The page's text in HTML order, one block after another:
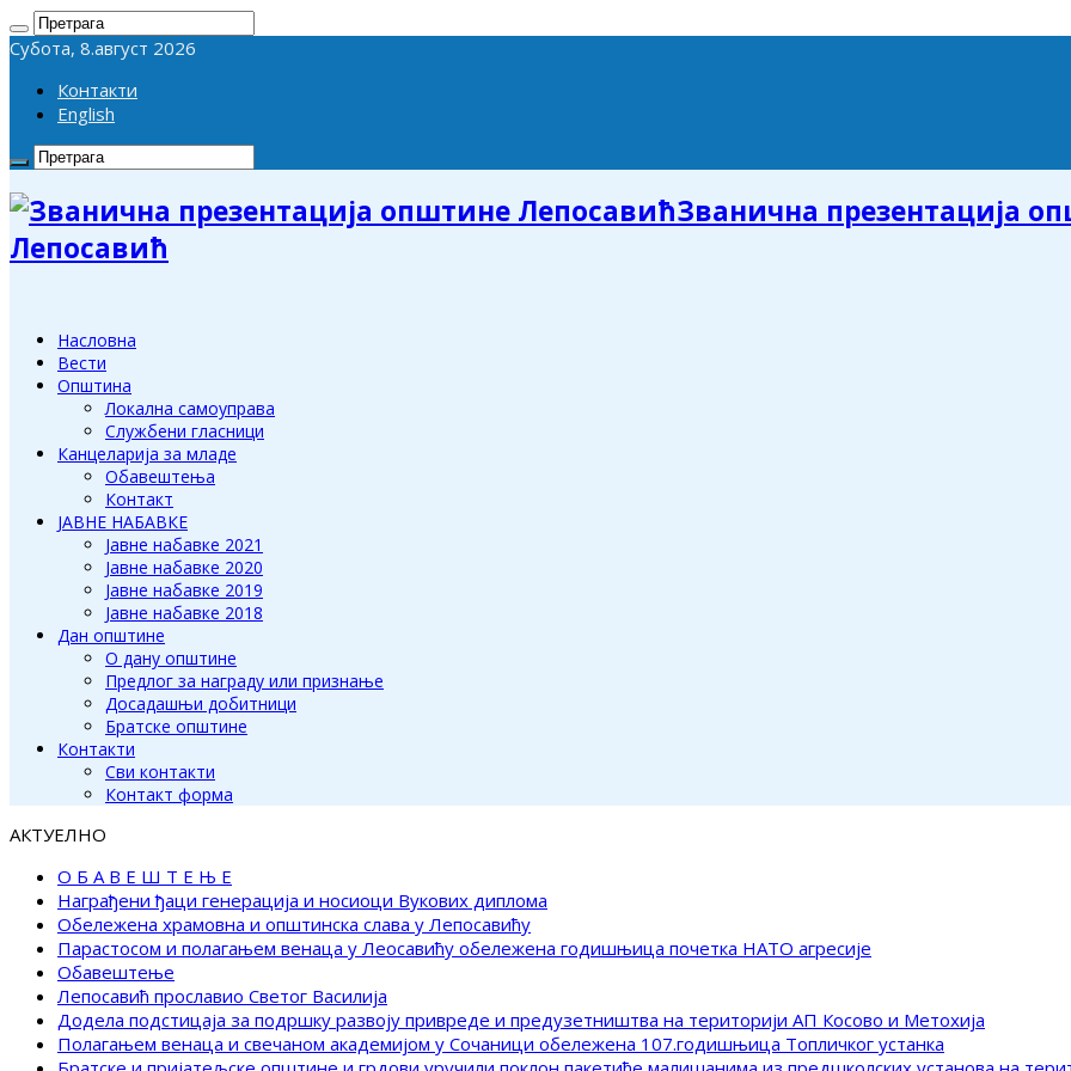
Субота, 8.август 2026
Контакти
English
Званична презентација
Лепосавић
Насловна
Вести
Општина
Локална самоуправа
Службени гласници
Канцеларија за младе
Обавештења
Контакт
ЈАВНЕ НАБАВКЕ
Јавне набавке 2021
Јавне набавке 2020
Јавне набавке 2019
Јавне набавке 2018
Дан општине
О дану општине
Предлог за награду или признање
Досадашњи добитници
Братске општине
Контакти
Сви контакти
Контакт форма
АКТУЕЛНО
О Б А В Е Ш Т Е Њ Е
Награђени ђаци генерација и носиоци Вукових диплома
Обележена храмовна и општинска слава у Лепосавићу
Парастосом и полагањем венаца у Леосавићу обележена годишњица почетка НАТО агресије
Обавештење
Лепосавић прославио Светог Василија
Додела подстицаја за подршку развоју привреде и предузетништва на територији АП Косово и Метохија
Полагањем венаца и свечаном академијом у Сочаници обележена 107.годишњица Топличког устанка